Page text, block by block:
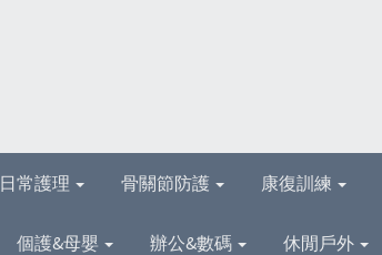
日常護理 骨關節防護 康復訓練
個護&母嬰 辦公&數碼 休閒戶外